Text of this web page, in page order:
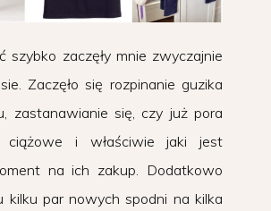
szybko zaczęły mnie zwyczajnie
Zaczęło się rozpinanie guzika
zastanawianie się, czy już pora
ciążowe i właściwie jaki jest
na ich zakup. Dodatkowo
kilku par nowych spodni na kilka